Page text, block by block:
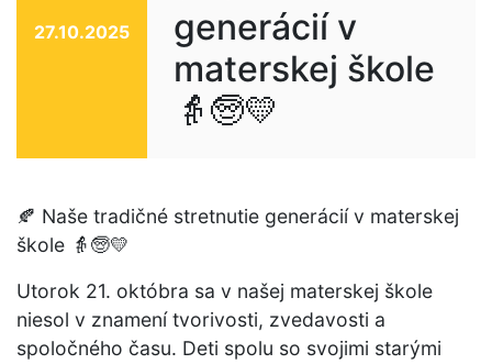
27.10.2025
generácií v
materskej škole
👵🧓💛
🍂 Naše tradičné stretnutie generácií v materskej
škole 👵🧓💛
Utorok 21. októbra sa v našej materskej škole
niesol v znamení tvorivosti, zvedavosti a
spoločného času. Deti spolu so svojimi starými